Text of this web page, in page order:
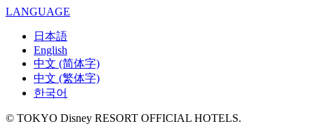
LANGUAGE
日本語
English
中文 (简体字)
中文 (繁体字)
한국어
© TOKYO Disney RESORT OFFICIAL HOTELS.